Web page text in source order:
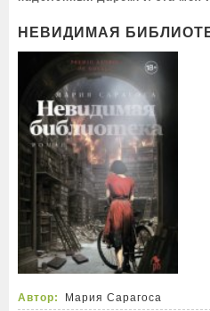
НЕВИДИМАЯ
Автор:
Мария Сарагоса